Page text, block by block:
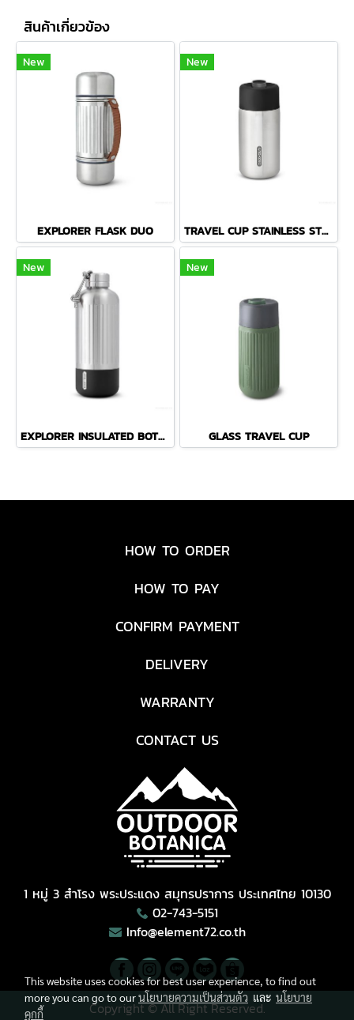
สินค้าเกี่ยวข้อง
New
EXPLORER FLASK DUO
New
TRAVEL CUP STAINLESS STEEL - BLACK
New
EXPLORER INSULATED BOTTLE LARGE 850 ML - BLACK
New
GLASS TRAVEL CUP
HOW TO ORDER
HOW TO PAY
CONFIRM PAYMENT
DELIVERY
WARRANTY
CONTACT US
1 หมู่ 3 สำโรง พระประแดง สมุทรปราการ ประเทศไทย 10130
02-743-5151
Info@element72.co.th
Copyright © All Right Reserved.
This website uses cookies for best user experience, to find out
more you can go to ourนโยบายความเป็นส่วนตัว และ นโยบาย
คุกกี้